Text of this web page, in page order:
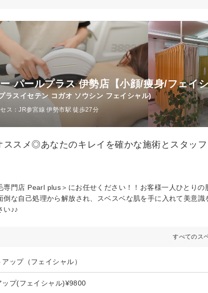
パールプラス 伊勢店【小顔/痩身/フェイシ
ラスイセテン コガオ ソウシン フェイシャル)
ス：JR参宮線 伊勢市駅 徒歩27分
ススメ◎あなたのキレイを確かな施術とスタッ
専門店 Pearl plus＞にお任せください！！お客様一人ひとりの
な自己処理から解放され、スベスベな肌を手に入れて美意識
い♪♪
すべてのス
ップ（フェイシャル）
ップ(フェイシャル)¥9800